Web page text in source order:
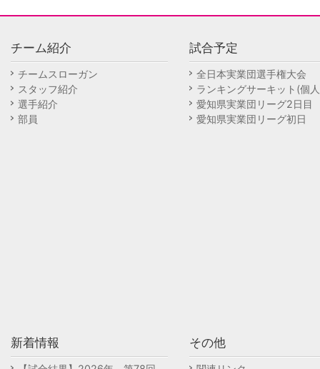
チーム紹介
チームスローガン
スタッフ紹介
選手紹介
部員
試合予定
全日本実業団選手権大会
ランキングサーキット(個
愛知県実業団リーグ2日目
愛知県実業団リーグ初日
新着情報 その他